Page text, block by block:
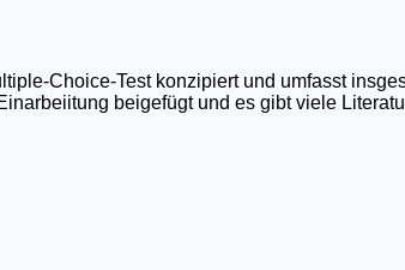
Choice-Test konzipiert und umfasst
beigefügt und es gibt viele